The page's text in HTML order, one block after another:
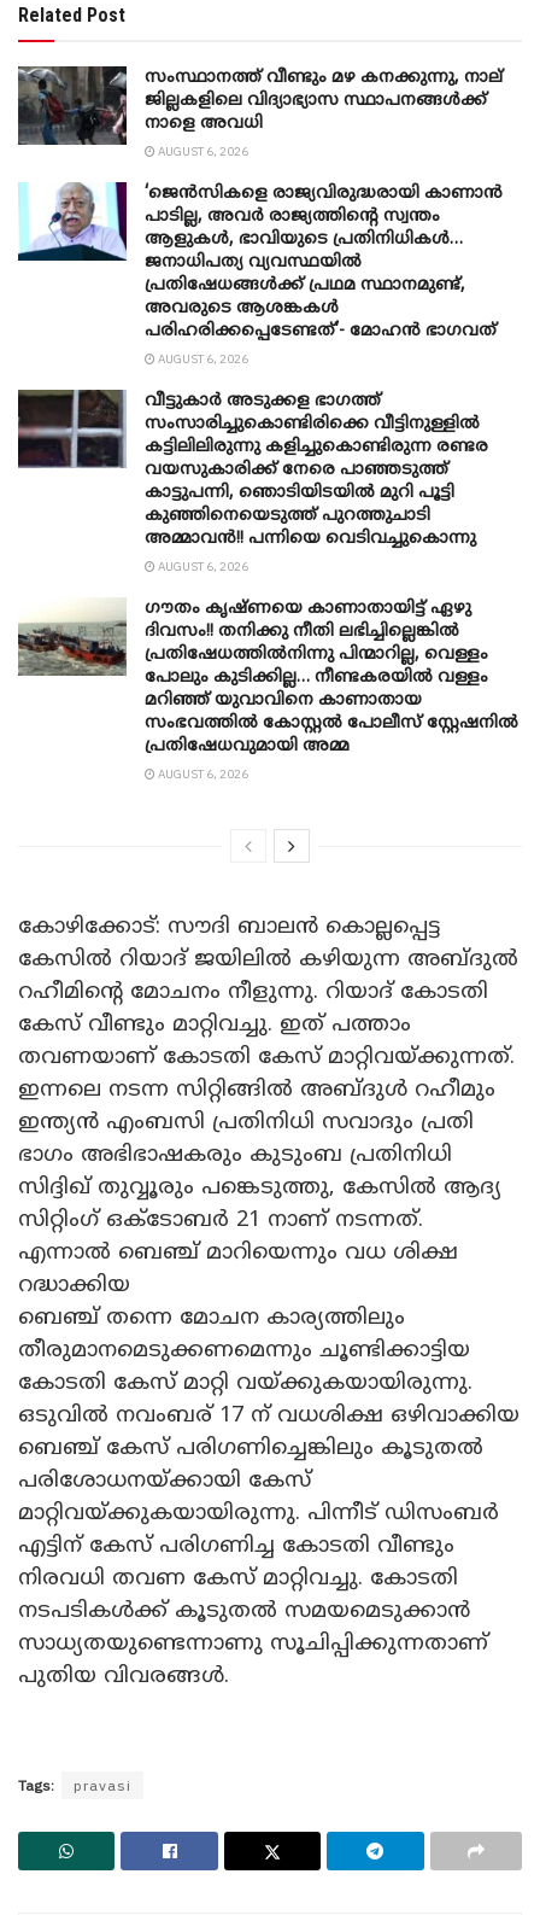
Related Post
സംസ്ഥാനത്ത് വീണ്ടും മഴ കനക്കുന്നു, നാല്
ജില്ലകളിലെ വിദ്യാഭ്യാസ സ്ഥാപനങ്ങൾക്ക്
നാളെ അവധി
AUGUST 6, 2026
‘ജെൻസികളെ രാജ്യവിരുദ്ധരായി കാണാൻ
പാടില്ല, അവർ രാജ്യത്തിന്റെ സ്വന്തം
ആളുകൾ, ഭാവിയുടെ പ്രതിനിധികൾ…
ജനാധിപത്യ വ്യവസ്ഥയിൽ
പ്രതിഷേധങ്ങൾക്ക് പ്രഥമ സ്ഥാനമുണ്ട്,
അവരുടെ ആശങ്കകൾ
പരിഹരിക്കപ്പെടേണ്ടത്’- മോഹൻ ഭാ​ഗവത്
AUGUST 6, 2026
വീട്ടുകാർ അ‌ടുക്കള ഭാ​ഗത്ത്
സംസാരിച്ചുകൊണ്ടിരിക്കെ വീട്ടിനുള്ളിൽ
കട്ടിലിലിരുന്നു കളിച്ചുകൊണ്ടിരുന്ന രണ്ടര
വയസുകാരിക്ക് നേരെ പാഞ്ഞടുത്ത്
കാട്ടുപന്നി, ‍ഞൊടിയി‌ടയിൽ മുറി പൂട്ടി
കുഞ്ഞിനെയെടുത്ത് പുറത്തുചാടി
അമ്മാവൻ!! പന്നിയെ വെടിവച്ചുകൊന്നു
AUGUST 6, 2026
ഗൗതം കൃഷ്ണയെ കാണാതായിട്ട് ഏഴു
ദിവസം!! തനിക്കു നീതി ലഭിച്ചില്ലെങ്കിൽ
പ്രതിഷേധത്തിൽനിന്നു പിന്മാറില്ല, വെള്ളം
പോലും കുടിക്കില്ല… നീണ്ടകരയിൽ വള്ളം
മറിഞ്ഞ് യുവാവിനെ കാണാതായ
സംഭവത്തിൽ കോസ്റ്റൽ പോലീസ് സ്റ്റേഷനിൽ
പ്രതിഷേധവുമായി അമ്മ
AUGUST 6, 2026
കോഴിക്കോട്: സൗദി ബാലൻ കൊല്ലപ്പെട്ട
കേസിൽ റിയാദ് ജയിലിൽ കഴിയുന്ന അബ്‌ദുൽ
റഹീമിന്‍റെ മോചനം നീളുന്നു. റിയാദ് കോടതി
കേസ് വീണ്ടും മാറ്റിവച്ചു. ഇത് പത്താം
തവണയാണ് കോടതി കേസ് മാറ്റിവയ്ക്കുന്നത്.
ഇന്നലെ നടന്ന സിറ്റിങ്ങിൽ അബ്‌ദുൾ റഹീമും
ഇന്ത്യൻ എംബസി പ്രതിനിധി സവാദും പ്രതി
ഭാഗം അഭിഭാഷകരും കുടുംബ പ്രതിനിധി
സിദ്ദിഖ് തുവ്വൂരും പങ്കെടുത്തു, കേസിൽ ആദ്യ
സിറ്റിംഗ് ഒക്ടോബർ 21 നാണ് നടന്നത്.
എന്നാൽ ബെഞ്ച് മാറിയെന്നും വധ ശിക്ഷ
റദ്ധാക്കിയ
ബെഞ്ച് തന്നെ മോചന കാര്യത്തിലും
തീരുമാനമെടുക്കണമെന്നും ചൂണ്ടിക്കാട്ടിയ
കോടതി കേസ് മാറ്റി വയ്ക്കുകയായിരുന്നു.
ഒടുവിൽ നവംബര് 17 ന് വധശിക്ഷ ഒഴിവാക്കിയ
ബെഞ്ച് കേസ് പരിഗണിച്ചെങ്കിലും കൂടുതൽ
പരിശോധനയ്ക്കായി കേസ്
മാറ്റിവയ്ക്കുകയായിരുന്നു. പിന്നീട് ഡിസംബർ
എട്ടിന് കേസ് പരിഗണിച്ച കോടതി വീണ്ടും
നിരവധി തവണ കേസ് മാറ്റിവച്ചു. കോടതി
നടപടികൾക്ക് കൂടുതൽ സമയമെടുക്കാൻ
സാധ്യതയുണ്ടെന്നാണു സൂചിപ്പിക്കുന്നതാണ്
പുതിയ വിവരങ്ങൾ.
Tags: pravasi